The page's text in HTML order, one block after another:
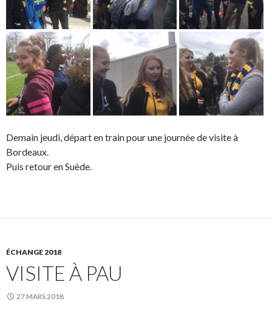
Demain jeudi, départ en train pour une journée de visite à
Bordeaux.
Puis retour en Suède.
ÉCHANGE 2018
VISITE À PAU
27 MARS 2018